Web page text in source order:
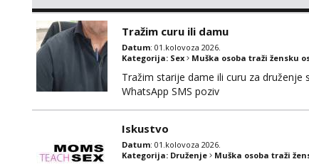
Tražim curu ili damu
Datum: 01.kolovoza 2026.
Kategorija: Sex Muška osoba traži žensku
Tražim starije dame ili curu za
WhatsApp SMS poziv
Iskustvo
Datum: 01.kolovoza 2026.
Kategorija: Druženje Muška osoba traži